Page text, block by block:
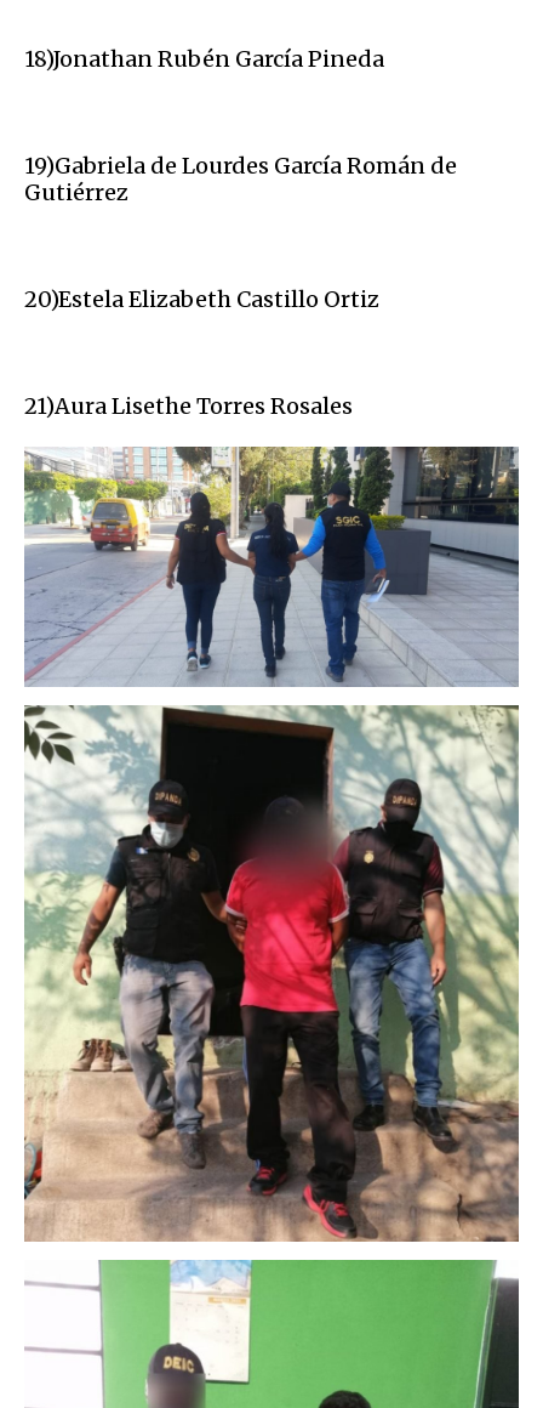
18)Jonathan Rubén García Pineda
19)Gabriela de Lourdes García Román de
Gutiérrez
20)Estela Elizabeth Castillo Ortiz
21)Aura Lisethe Torres Rosales